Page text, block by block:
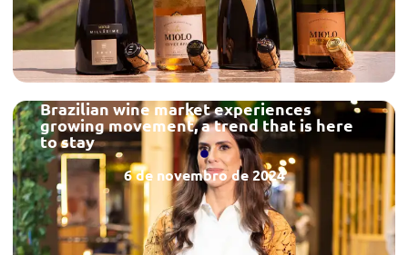
Brazilian wine market experiences
growing movement, a trend that is here
to stay
6 de novembro de 2024